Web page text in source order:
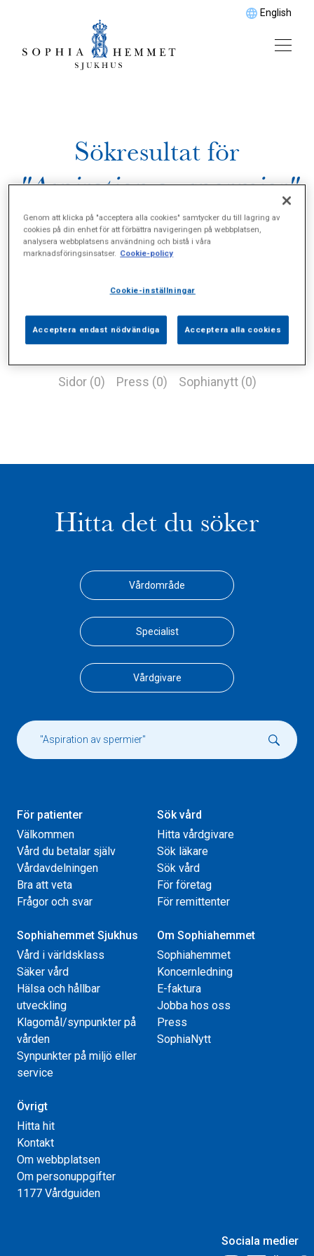
English
Sökresultat för
"Aspiration av spermier"
Sidor (0) Press (0) Sophianytt (0)
Hitta det du söker
Vårdområde
Specialist
Vårdgivare
För patienter
Välkommen
Vård du betalar själv
Vårdavdelningen
Bra att veta
Frågor och svar
Sök vård
Hitta vårdgivare
Sök läkare
Sök vård
För företag
För remittenter
Sophiahemmet Sjukhus
Vård i världsklass
Säker vård
Hälsa och hållbar
utveckling
Klagomål/synpunkter på
vården
Synpunkter på miljö eller
service
Om Sophiahemmet
Sophiahemmet
Koncernledning
E-faktura
Jobba hos oss
Press
SophiaNytt
Övrigt
Hitta hit
Kontakt
Om webbplatsen
Om personuppgifter
1177 Vårdguiden
Sociala medier
Genom att klicka på "acceptera alla cookies" samtycker du till lagring av
cookies på din enhet för att förbättra navigeringen på webbplatsen,
analysera webbplatsens användning och bistå i våra
marknadsföringsinsatser. Cookie-policy
Cookie-inställningar
Acceptera endast nödvändiga Acceptera alla cookies